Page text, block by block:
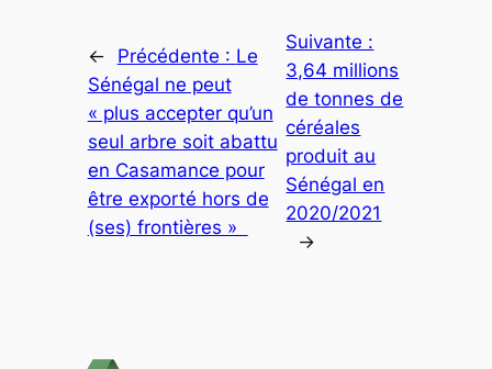
← Précédente : Le
Sénégal ne peut
« plus accepter qu’un
seul arbre soit abattu
en Casamance pour
être exporté hors de
(ses) frontières »
Suivante :
3,64 millions
de tonnes de
céréales
produit au
Sénégal en
2020/2021
→